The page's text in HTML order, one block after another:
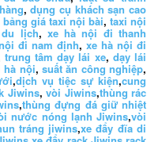
,dụng cụ khách sạn cao
bảng giá taxi nội bài, taxi nội
lịch, xe hà nội đi thanh
đi nam định,xe hà nội đi
trung tâm dạy lái xe, dạy lái
hà nội,suất ăn công nghiệp,
,dịch vụ tiệc sự kiện,cung
Jiwins, vòi Jiwins,thùng rác
,thùng đựng đá giữ nhiệt
nước nóng lạnh Jiwins,vòi
tráng jiwins,xe đẩy đĩa di